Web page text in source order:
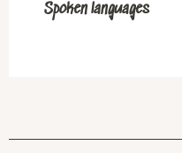
Spoken languages
Spoken languages